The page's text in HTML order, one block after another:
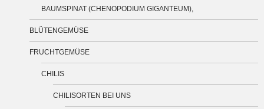
BAUMSPINAT (CHENOPODIUM GIGANTEUM),
BLÜTENGEMÜSE
FRUCHTGEMÜSE
CHILIS
CHILISORTEN BEI UNS